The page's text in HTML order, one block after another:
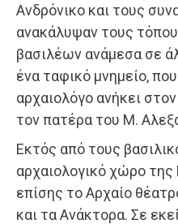
Ανδρόνικο και τους
ανακάλυψαν τους
βασιλέων ανάμεσα σε
ένα ταφικό μνημείο,
αρχαιολόγο ανήκει
τον πατέρα του Μ.
Εκτός από τους
αρχαιολογικό χώρο της
επίσης το Αρχαίο
και τα Ανάκτορα. Σε